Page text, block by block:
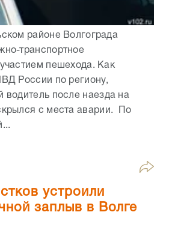
районе Волгограда
транспортное
пешехода. Как
России по региону,
водитель после наезда на
с места аварии. По
устроили
заплыв в Волге